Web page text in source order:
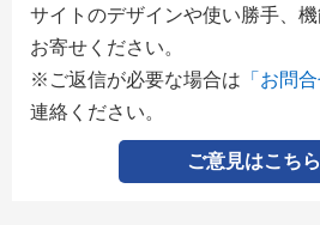
サイトのデザインや使い勝手、
お寄せください。
※ご返信が必要な場合は 「お問
連絡ください。
ご意見はこちら